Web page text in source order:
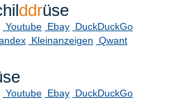
ddrüse
Youtube Ebay DuckDuckGo
Kleinanzeigen Qwant
Youtube Ebay DuckDuckGo